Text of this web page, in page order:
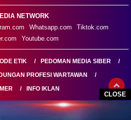
CLOSE
NETWORK
Whatsapp.com
Tiktok.com
Youtube.com
ETIK
PEDOMAN MEDIA SIBER
PROFESI WARTAWAN
INFO IKLAN